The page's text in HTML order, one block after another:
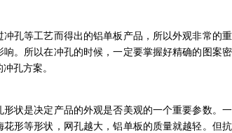
等工艺而得出的铝单板产品，所以外观非常的
响。所以在冲孔的时候，一定要掌握好精确的图案
孔方案。
是决定产品的外观是否美观的一个重要参数。
花形等形状，网孔越大，铝单板的质量就越轻。但